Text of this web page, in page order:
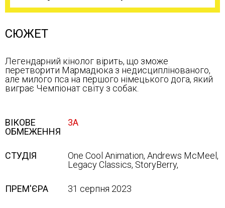
СЮЖЕТ
Легендарний кінолог вірить, що зможе
перетворити Мармадюка з недисциплінованого,
але милого пса на першого німецького дога, який
виграє Чемпіонат світу з собак.
ВІКОВЕ
ОБМЕЖЕННЯ
3А
СТУДІЯ
One Cool Animation, Andrews McMeel,
Legacy Classics, StoryBerry,
ПРЕМ'ЄРА 31 серпня 2023